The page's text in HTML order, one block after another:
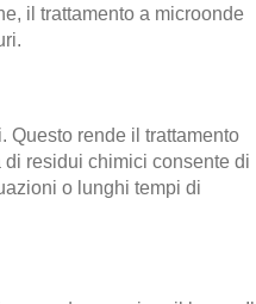
il trattamento a microonde
Questo rende il trattamento
di residui chimici consente di
o lunghi tempi di